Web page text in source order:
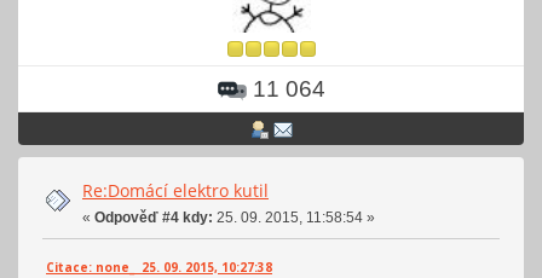
11 064
Re:Domácí elektro kutil
« Odpověď #4 kdy: 25. 09. 2015, 11:58:54 »
Citace: none_ 25. 09. 2015, 10:27:38